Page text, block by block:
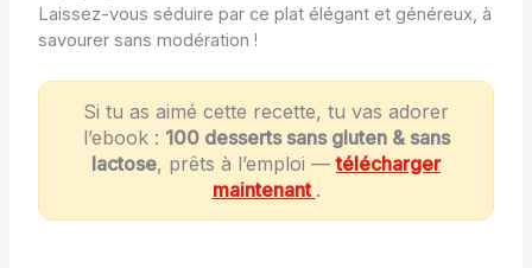
Laissez-vous séduire par ce plat élégant et généreux, à
savourer sans modération !
Si tu as aimé cette recette, tu vas adorer
l’ebook : 100 desserts sans gluten & sans
lactose, prêts à l’emploi —télécharger
maintenant .